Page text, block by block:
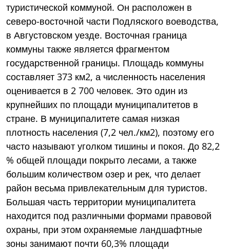
туристической коммуной. Он расположен в
северо-восточной части Подляского воеводства,
в Августовском уезде. Восточная граница
коммуны также является фрагментом
государственной границы. Площадь коммуны
составляет 373 км2, а численность населения
оценивается в 2 700 человек. Это один из
крупнейших по площади муниципалитетов в
стране. В муниципалитете самая низкая
плотность населения (7,2 чел./км2), поэтому его
часто называют уголком тишины и покоя. До 82,2
% общей площади покрыто лесами, а также
большим количеством озер и рек, что делает
район весьма привлекательным для туристов.
Большая часть территории муниципалитета
находится под различными формами правовой
охраны, при этом охраняемые ландшафтные
зоны занимают почти 60,3% площади